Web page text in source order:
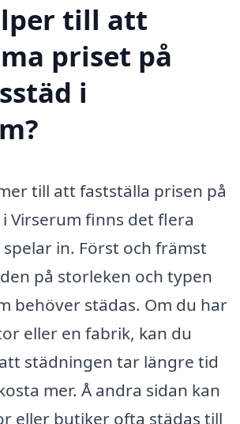
till att
priset på
i
till att fastställa prisen på
Virserum finns det flera
in. Först och främst
på storleken och typen
behöver städas. Om du har
eller en fabrik, kan du
städningen tar längre tid
mer. Å andra sidan kan
eller butiker ofta städas till